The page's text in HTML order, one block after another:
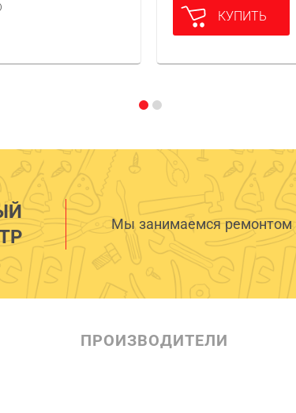
КУПИТЬ
Мы занимаемся ремонтом
ПРОИЗВОДИТЕЛИ